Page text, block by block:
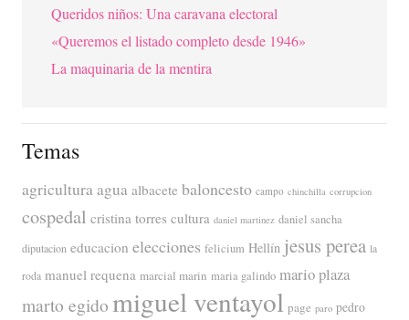
Queridos niños: Una caravana electoral
«Queremos el listado completo desde 1946»
La maquinaria de la mentira
Temas
agriculturaagua albacete baloncesto campo chinchilla corrupcion
cospedal cristina torres cultura daniel martinez daniel sancha
diputacion educacion elecciones felicium Hellín jesus perea la
roda manuel requena marcial marin maria galindo mario plaza
marto egidomiguel ventayol page paro pedro